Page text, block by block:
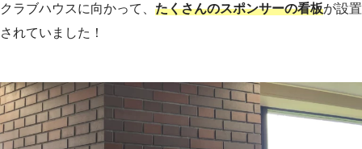
クラブハウスに向かって、 たくさんのスポンサーの看板が設置
されていました！